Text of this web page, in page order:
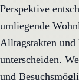
Perspektive
umliegende
Alltagstakten und
unterscheiden.
und